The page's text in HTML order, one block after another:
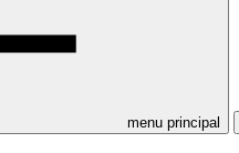
menu principal